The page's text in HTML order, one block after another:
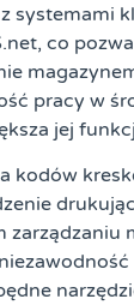
systemami
co
pracy w
jej
kodów